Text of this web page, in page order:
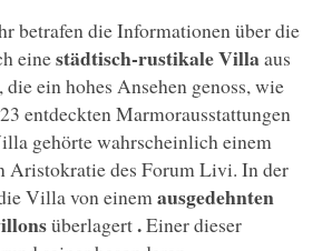
betrafen die Informationen über die
einestädtisch-rustikale Villaaus
ein hohes Ansehen genoss, wie
entdeckten Marmorausstattungen
gehörte wahrscheinlich einem
Aristokratie des Forum Livi. In der
Villa von einem ausgedehnten
überlagert.Einer dieser